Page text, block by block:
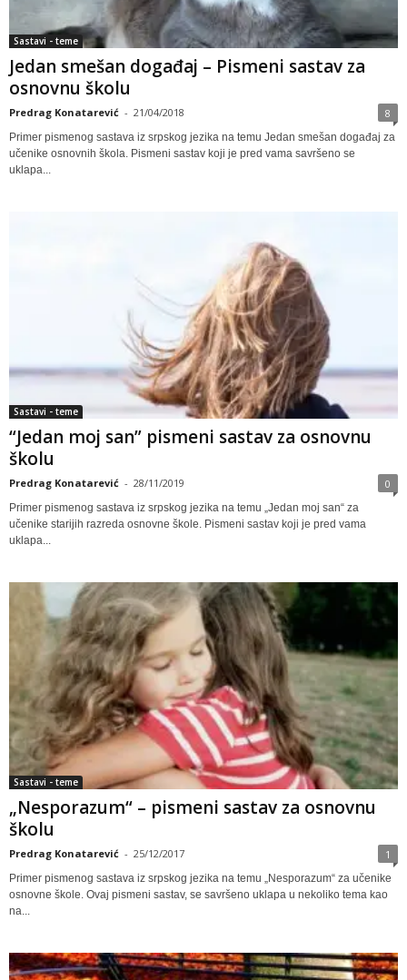
Sastavi - teme
Jedan smešan događaj – Pismeni sastav za
osnovnu školu
Predrag Konatarević - 21/04/2018 8
Primer pismenog sastava iz srpskog jezika na temu Jedan smešan događaj za
učenike osnovnih škola. Pismeni sastav koji je pred vama savršeno se
uklapa...
Sastavi - teme
“Jedan moj san” pismeni sastav za osnovnu
školu
Predrag Konatarević - 28/11/2019 0
Primer pismenog sastava iz srpskog jezika na temu „Jedan moj san“ za
učenike starijih razreda osnovne škole. Pismeni sastav koji je pred vama
uklapa...
Sastavi - teme
„Nesporazum“ – pismeni sastav za osnovnu
školu
Predrag Konatarević - 25/12/2017 1
Primer pismenog sastava iz srpskog jezika na temu „Nesporazum“ za učenike
osnovne škole. Ovaj pismeni sastav, se savršeno uklapa u nekoliko tema kao
na...